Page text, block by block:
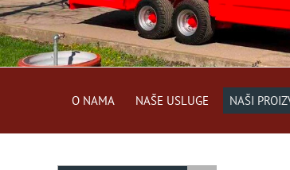
O NAMA NAŠE USLUGE NAŠI